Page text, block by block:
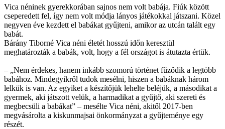
Vica néninek gyerekkorában sajnos nem volt babája. Fiúk között
cseperedett fel, így nem volt módja lányos játékokkal játszani. Közel
negyven éve kezdett el babákat gyűjteni, amikor az utcán talált egy
babát.
Bárány Tiborné Vica néni életét hosszú időn keresztül
meghatározták a babák, volt, hogy a fél országot is átutazta értük.
– „Nem érdekes, hanem inkább szomorú történet fűződik a legtöbb
babához. Mindegyikről tudok mesélni, hiszen a babáknak három
lelkük is van. Az egyiket a készítőjük lehelte beléjük, a másodikat a
gyermek, aki játszott velük, a harmadikat a gyűjtő, aki szereti és
megbecsüli a babákat” – mesélte Vica néni, akitől 2017-ben
megvásárolta a kiskunmajsai önkormányzat a gyűjteménye egy
részét.